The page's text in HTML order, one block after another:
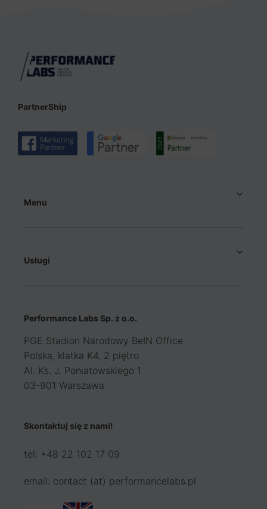
PartnerShip
Menu
Usługi
Performance Labs Sp. z o.o.
PGE Stadion Narodowy BeIN Office
Polska, klatka K4, 2 piętro
Al. Ks. J. Poniatowskiego 1
03-901 Warszawa
Skontaktuj się z nami!
tel: +48 22 102 17 09
email: contact (at) performancelabs.pl